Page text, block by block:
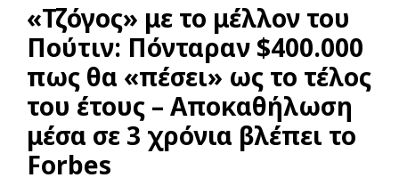
«Τζόγος» με το μέλλον του
Πούτιν: Πόνταραν $400.000
πως θα «πέσει» ως το τέλος
του έτους – Αποκαθήλωση
μέσα σε 3 χρόνια βλέπει το
Forbes